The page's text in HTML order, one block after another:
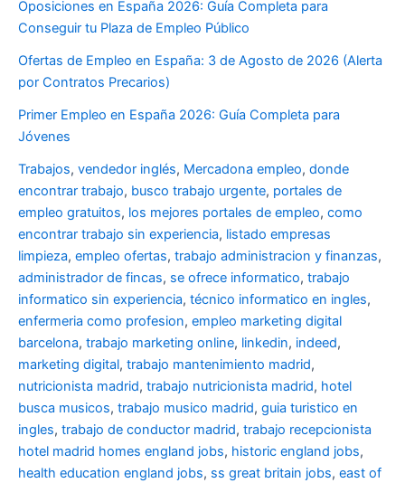
Oposiciones en España 2026: Guía Completa para
Conseguir tu Plaza de Empleo Público
Ofertas de Empleo en España: 3 de Agosto de 2026 (Alerta
por Contratos Precarios)
Primer Empleo en España 2026: Guía Completa para
Jóvenes
Trabajos, vendedor inglés, Mercadona empleo, donde
encontrar trabajo, busco trabajo urgente, portales de
empleo gratuitos, los mejores portales de empleo, como
encontrar trabajo sin experiencia, listado empresas
limpieza, empleo ofertas, trabajo administracion y finanzas,
administrador de fincas, se ofrece informatico, trabajo
informatico sin experiencia, técnico informatico en ingles,
enfermeria como profesion, empleo marketing digital
barcelona, trabajo marketing online, linkedin, indeed,
marketing digital, trabajo mantenimiento madrid,
nutricionista madrid, trabajo nutricionista madrid, hotel
busca musicos, trabajo musico madrid, guia turistico en
ingles, trabajo de conductor madrid, trabajo recepcionista
hotel madrid homes england jobs, historic england jobs,
health education england jobs, ss great britain jobs, east of